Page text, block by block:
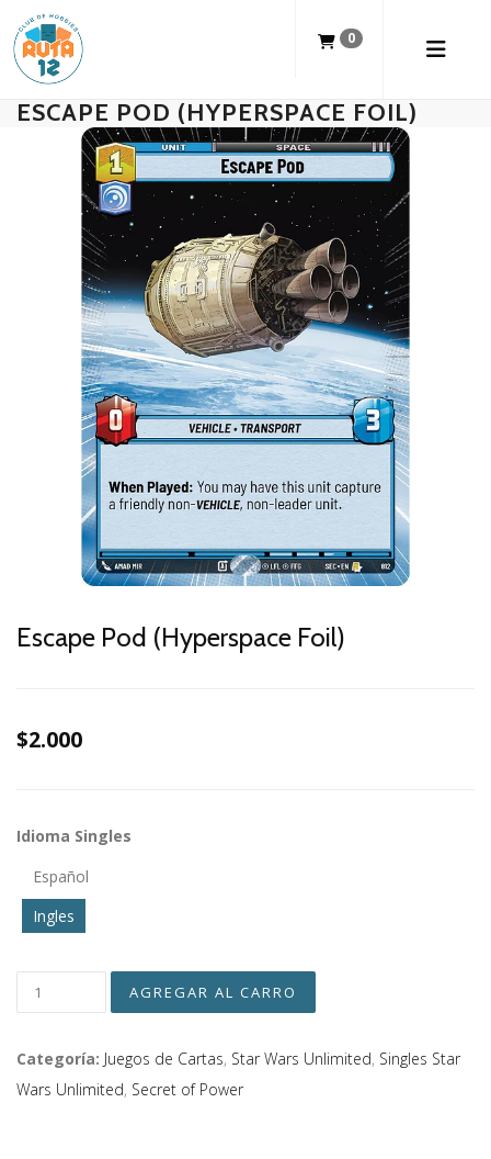
0
ESCAPE POD (HYPERSPACE FOIL)
Escape Pod (Hyperspace Foil)
$2.000
Idioma Singles
Español
Ingles
Categoría: Juegos de Cartas, Star Wars Unlimited, Singles Star
Wars Unlimited, Secret of Power